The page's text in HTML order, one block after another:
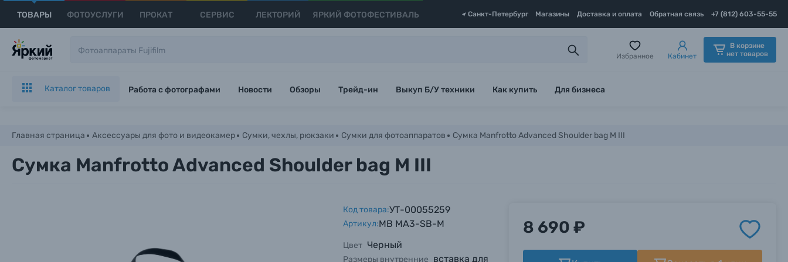
ТОВАРЫ ФОТОУСЛУГИ ПРОКАТ СЕРВИС ЛЕКТОРИЙ ЯРКИЙ ФОТОФЕСТИВАЛЬ Санкт-Петербург Магазины Доставка и оплата Обратная связь +7 (812) 603-55-55
Избранное Кабинет
В корзине
нет товаров
Каталог товаров Работа с фотографами Новости Обзоры Трейд-ин Выкуп Б/У техники Как купить Для бизнеса
Главная страница Аксессуары для фото и видеокамер Сумки, чехлы, рюкзаки Сумки для фотоаппаратов Сумка Manfrotto Advanced Shoulder bag M III
Сумка Manfrotto Advanced Shoulder bag M III
Код товара:УТ-00055259
Артикул:MB MA3-SB-M
Цвет Черный
Размеры внутренние вставка для
8 690 ₽